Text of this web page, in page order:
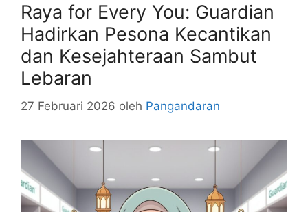
Raya for Every You: Guardian
Hadirkan Pesona Kecantikan
dan Kesejahteraan Sambut
Lebaran
27 Februari 2026 oleh Pangandaran